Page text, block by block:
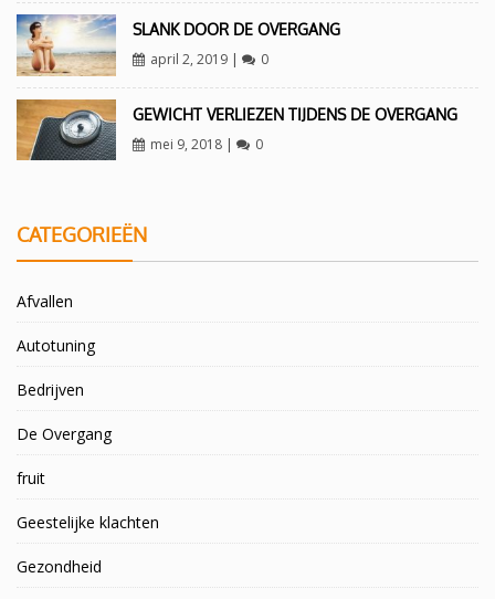
SLANK DOOR DE OVERGANG
april 2, 2019| 0
GEWICHT VERLIEZEN TIJDENS DE OVERGANG
mei 9, 2018| 0
CATEGORIEËN
Afvallen
Autotuning
Bedrijven
De Overgang
fruit
Geestelijke klachten
Gezondheid